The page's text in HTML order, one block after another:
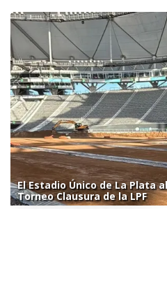
El Estadio Único de La Plata
Torneo Clausura de la LPF